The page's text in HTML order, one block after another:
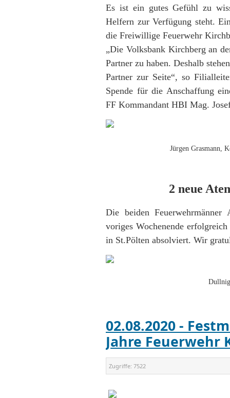
Es ist ein gutes Gefühl zu
Helfern zur Verfügung steht.
die Freiwillige Feuerwehr
„Die Volksbank Kirchberg an
Partner zu haben. Deshalb
Partner zur Seite“, so
Spende für die Anschaffung
FF Kommandant HBI Mag.
Jürgen Grasmann,
2 neue
Die beiden
voriges Wochenende
in St.Pölten absolviert. Wir
02.08.2020 -
Jahre Feuerwehr
Zugriffe: 7522